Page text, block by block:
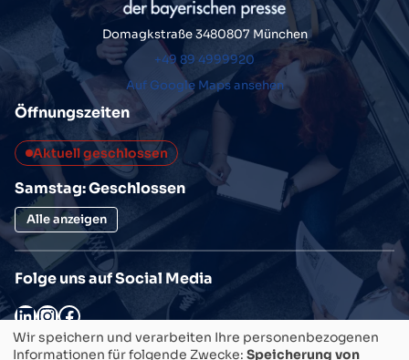
Öffnungszeiten
Aktuell geschlossen
Samstag: Geschlossen
Alle anzeigen
Folge uns auf Social Media
LinkedIn InstagramFacebook
Domagkstraße 3480807 München
+49 89 4999920
Auf Google Maps ansehen
SEMINAR/KURS FINDEN
Wir speichern und verarbeiten Ihre personenbezogenen
Informationen für folgende Zwecke: Speicherung von